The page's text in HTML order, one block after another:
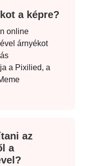
a képre?
online
árnyékot
a Pixilied, a
az
a